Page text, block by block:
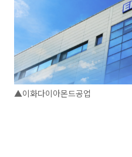
▲이화다이아몬드공업